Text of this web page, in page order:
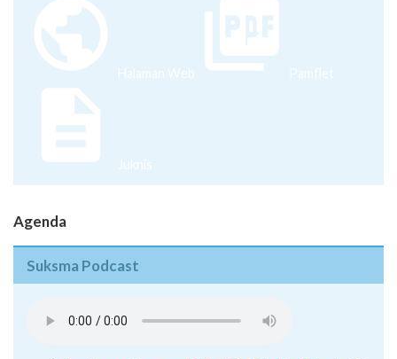
Halaman Web Pamflet
Juknis
Agenda
Suksma Podcast